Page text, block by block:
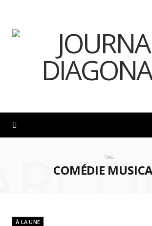
TAG
COMÉDIE
À LA UNE